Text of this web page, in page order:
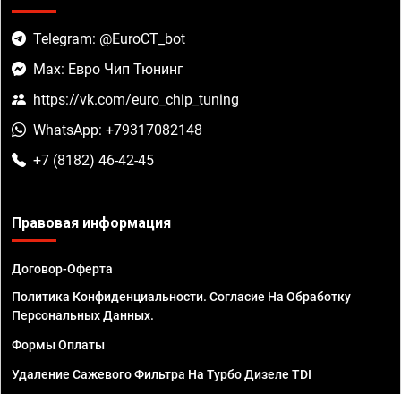
Telegram: @EuroCT_bot
Max: Евро Чип Тюнинг
https://vk.com/euro_chip_tuning
WhatsApp: +79317082148
+7 (8182) 46-42-45
Правовая информация
Договор-Оферта
Политика Конфиденциальности. Согласие На Обработку
Персональных Данных.
Формы Оплаты
Удаление Сажевого Фильтра На Турбо Дизеле TDI